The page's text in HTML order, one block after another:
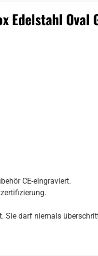
Edelstahl Oval
CE-eingraviert.
Sie darf niemals